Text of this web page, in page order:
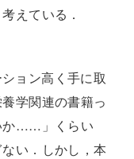
えている．
ョン高く手に取
学関連の書籍っ
か……」くらい
い．しかし，本